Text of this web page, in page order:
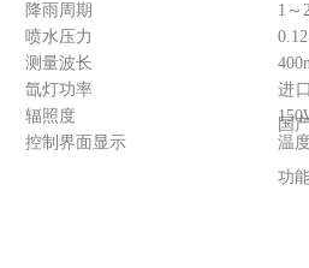
降雨周期
1～
喷水压力
测量波长
氙灯功率
进
国
辐照度
控制界面显示
温
功